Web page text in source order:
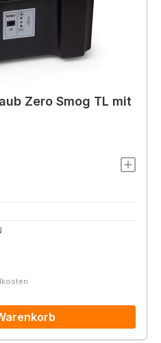
Zero Smog TL mit